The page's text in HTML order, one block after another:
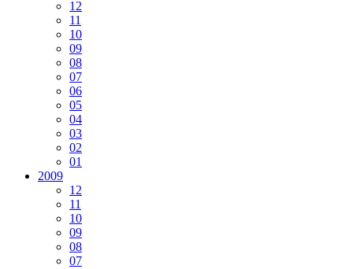
12
11
10
09
08
07
06
05
04
03
02
01
2009
12
11
10
09
08
07